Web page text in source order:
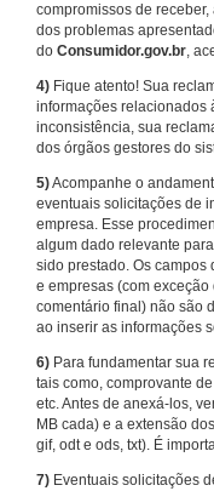
compromissos de
dos problemas
do Consumidor.gov.br,
4) Fique atento! Sua
informações relacionados
inconsistência, sua
dos órgãos gestores do
5)Acompanhe o
eventuais solicitações de
empresa. Esse
algum dado relevante
sido prestado. Os
e empresas (com
comentário final) não são
ao inserir as informações
6) Para fundamentar sua
tais como, comprovante
etc. Antes de anexá-los,
MB cada) e a extensão
gif, odt e ods, txt). É
7) Eventuais solicitações